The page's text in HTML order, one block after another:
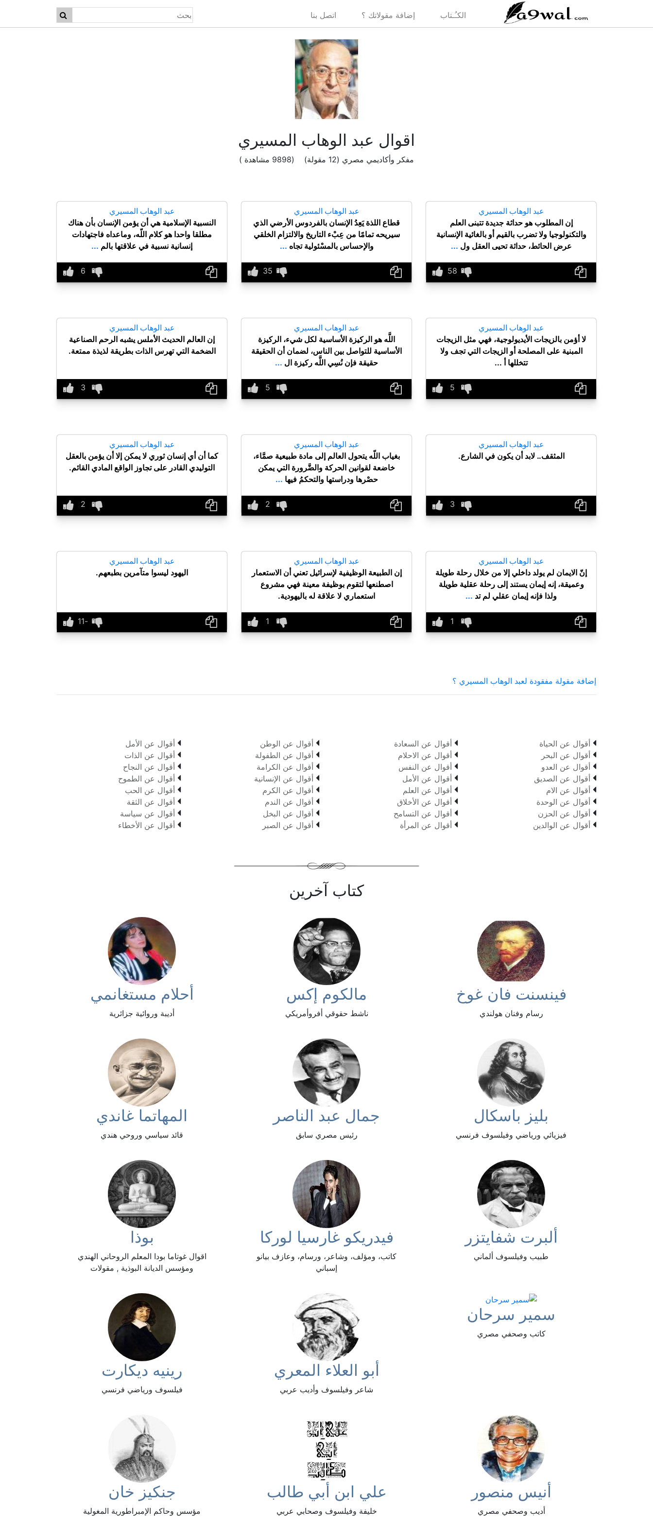
الكـُـتاب إضافة مقولاتك ؟ اتصل بنا
اقوال عبد الوهاب المسيري
مفكر وأكاديمي مصري (12 مقولة) (9898 مشاهدة )
عبد الوهاب المسيري
إن المطلوب هو حداثة جديدة تتبنى العلم
والتكنولوجيا ولا تضرب بالقيم أو بالغائية الإنسانية
عرض الحائط، حداثة تحيى العقل ول ...
عبد الوهاب المسيري
قطاع اللذة يَعِدُ الإنسان بالفردوس الأرضي الذي
سيريحه تمامًا من عِبْء التاريخ والالتزام الخلقي
والإحساس بالمسْئولية تجاه ...
عبد الوهاب المسيري
النسبية الإسلامية هي أن يؤمن الإنسان بأن هناك
مطلقا واحدا هو كلام اللّه، وماعداه فاجتهادات
إنسانية نسبية في علاقتها بالم ...
عبد الوهاب المسيري
لا أؤمن بالزيجات الأيديولوجية، فهي مثل الزيجات
المبنية على المصلحة أو الزيجات التي تجف ولا
تتخللها أ ...
عبد الوهاب المسيري
اللَّه هو الركيزة الأساسية لكل شيء، الركيزة
الأساسية للتواصل بين الناس، لضمان أن الحقيقة
حقيقة فإن نُسِي اللَّه ركيزة ال ...
عبد الوهاب المسيري
إن العالم الحديث الأملس يشبه الرحم الصناعية
الضخمة التي تهرس الذات بطريقة لذيذة ممتعة.
عبد الوهاب المسيري
المثقف.. لابد أن يكون في الشارع.
عبد الوهاب المسيري
بغياب اللّه يتحول العالم إلى مادة طبيعية صمَّاء،
خاضعة لقوانين الحركة والضَّرورة التي يمكن
حصْرها ودراستها والتحكمُ فيها ...
عبد الوهاب المسيري
كما أن أي إنسان ثوري لا يمكن إلا أن يؤمن بالعقل
التوليدي القادر على تجاوز الواقع المادي القائم.
عبد الوهاب المسيري
إنّ الايمان لم يولد داخلي إلا من خلال رحلة طويلة
وعميقة، إنه إيمان يستند إلى رحلة عقلية طويلة
ولذا فإنه إيمان عقلي لم تد ...
عبد الوهاب المسيري
إن الطبيعة الوظيفية لإسرائيل تعني أن الاستعمار
اصطنعها لتقوم بوظيفة معينة فهي مشروع
استعماري لا علاقة له باليهودية.
عبد الوهاب المسيري
اليهود ليسوا متآمرين بطبعهم.
إضافة مقولة مفقودة لعبد الوهاب المسيري ؟
 أقوال عن الحياة
 أقوال عن البحر
 أقوال عن العدو
 أقوال عن الصديق
 أقوال عن الام
 أقوال عن الوحدة
 أقوال عن الحزن
 أقوال عن الوالدين
 أقوال عن السعادة
 أقوال عن الاحلام
 أقوال عن النفس
 أقوال عن الأمل
 أقوال عن العلم
 أقوال عن الأخلاق
 أقوال عن التسامح
 أقوال عن المرأة
 أقوال عن الوطن
 أقوال عن الطفولة
 أقوال عن الكرامة
 أقوال عن الإنسانية
 أقوال عن الكرم
 أقوال عن الندم
 أقوال عن البخل
 أقوال عن الصبر
 أقوال عن الأمل
 أقوال عن الذات
 أقوال عن النجاح
 أقوال عن الطموح
 أقوال عن الحب
 أقوال عن الثقة
 أقوال عن سياسة
 أقوال عن الأخطاء
كتاب آخرين
فينسنت فان غوخ
رسام وفنان هولندي
مالكوم إكس
ناشط حقوقي أفروأمريكي
أحلام مستغانمي
أديبة وروائية جزائرية
بليز باسكال
فيزيائي ورياضي وفيلسوف فرنسي
جمال عبد الناصر
رئيس مصري سابق
المهاتما غاندي
قائد سياسي وروحي هندي
ألبرت شفايتزر
طبيب وفيلسوف ألماني
فيدريكو غارسيا لوركا
كاتب، ومؤلف، وشاعر، ورسام، وعازف بيانو
إسباني
بوذا
اقوال غوتاما بودا المعلم الروحاني الهندي
ومؤسس الديانة البوذية , مقولات
سمير سرحان
كاتب وصحفي مصري
أبو العلاء المعري
شاعر وفيلسوف وأديب عربي
رينيه ديكارت
فيلسوف ورياضي فرنسي
أنيس منصور
أديب وصحفي مصري
علي ابن أبي طالب
خليفة وفيلسوف وصحابي عربي
جنكيز خان
مؤسس وحاكم الإمبراطورية المغولية